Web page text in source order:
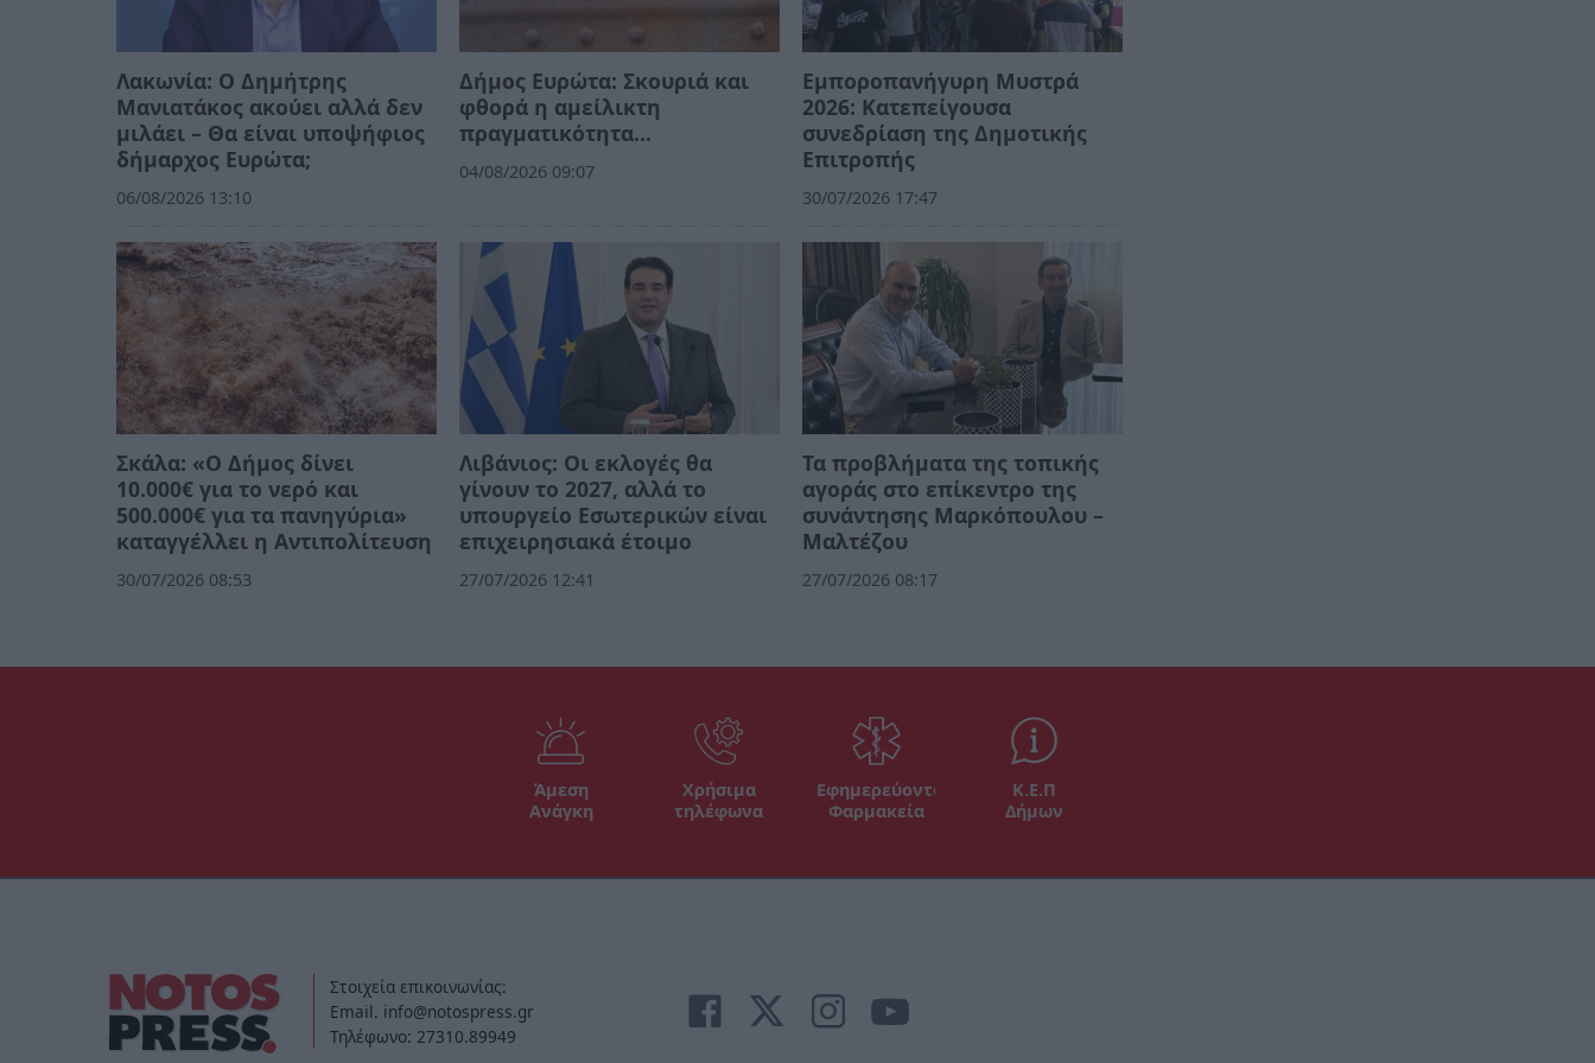
Λακωνία: Ο Δημήτρης
Μανιατάκος ακούει αλλά δεν
μιλάει – Θα είναι υποψήφιος
δήμαρχος Ευρώτα;
06/08/2026 13:10
Δήμος Ευρώτα: Σκουριά και
φθορά η αμείλικτη
πραγματικότητα…
04/08/2026 09:07
Εμποροπανήγυρη Μυστρά
2026: Κατεπείγουσα
συνεδρίαση της Δημοτικής
Επιτροπής
30/07/2026 17:47
Σκάλα: «Ο Δήμος δίνει
10.000€ για το νερό και
500.000€ για τα πανηγύρια»
καταγγέλλει η Αντιπολίτευση
30/07/2026 08:53
Λιβάνιος: Οι εκλογές θα
γίνουν το 2027, αλλά το
υπουργείο Εσωτερικών είναι
επιχειρησιακά έτοιμο
27/07/2026 12:41
Τα προβλήματα της τοπικής
αγοράς στο επίκεντρο της
συνάντησης Μαρκόπουλου –
Μαλτέζου
27/07/2026 08:17
Άμεση
Ανάγκη
Χρήσιμα
τηλέφωνα
Εφημερεύοντα
Φαρμακεία
Κ.Ε.Π
Δήμων
Στοιχεία επικοινωνίας:
Email. info@notospress.gr
Τηλέφωνο: 27310.89949